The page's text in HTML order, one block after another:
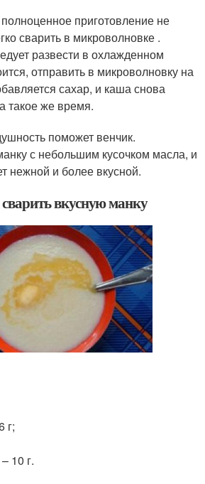
приготовление не
сварить в микроволновке .
развести в охлажденном
отправить в микроволновку на
сахар, и каша снова
такое же время.
поможет венчик.
с небольшим кусочком масла, и
нежной и более вкусной.
вкусную манку
г;
10 г.